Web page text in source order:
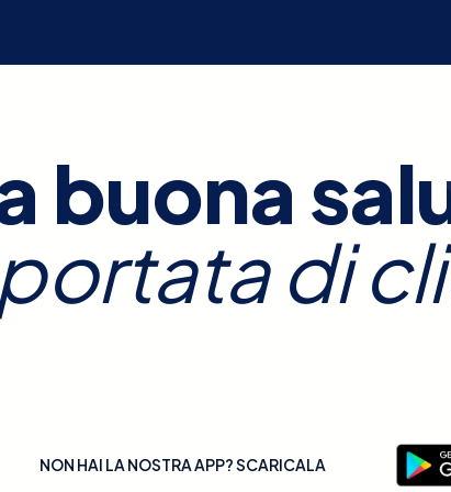
buona
di
NON HAI LA NOSTRA APP? SCARICALA